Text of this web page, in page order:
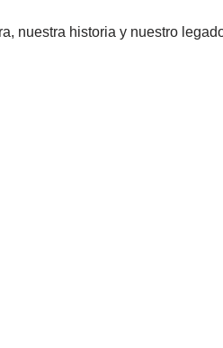
nuestra historia y nuestro